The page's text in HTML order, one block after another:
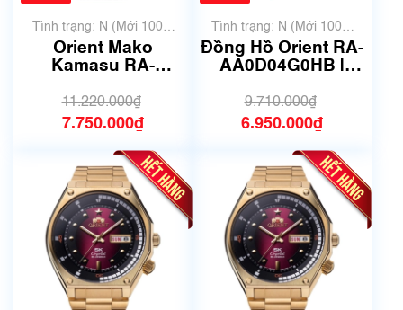
Tình trạng: N (Mới 100%
chưa qua sử dụng)
Orient Mako
Kamasu RA-
42mm| Mã số 6301
11.220.000₫
7.750.000₫
Tình trạng: N (Mới 100%
chưa qua sử dụng)
Đồng Hồ Orient RA-
AA0D04G0HB |
44mm | Mã số 6199
9.710.000₫
6.950.000₫